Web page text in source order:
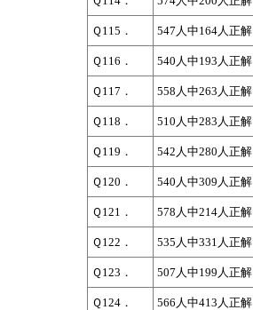
Ｑ115． 547人中164人正解
Ｑ116． 540人中193人正解
Ｑ117． 558人中263人正解
Ｑ118． 510人中283人正解
Ｑ119． 542人中280人正解
Ｑ120． 540人中309人正解
Ｑ121． 578人中214人正解
Ｑ122． 535人中331人正解
Ｑ123． 507人中199人正解
Ｑ124． 566人中413人正解